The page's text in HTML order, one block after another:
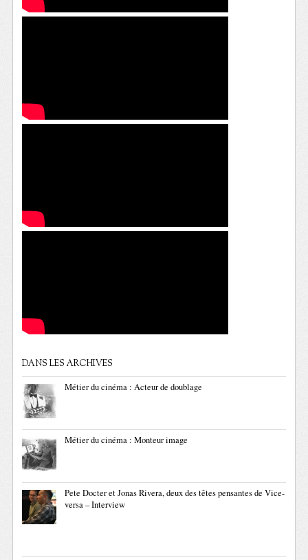
DANS LES ARCHIVES
Métier du cinéma : Acteur de doublage
Métier du cinéma : Monteur image
Pete Docter et Jonas Rivera, deux des têtes pensantes de Vice-
versa – Interview